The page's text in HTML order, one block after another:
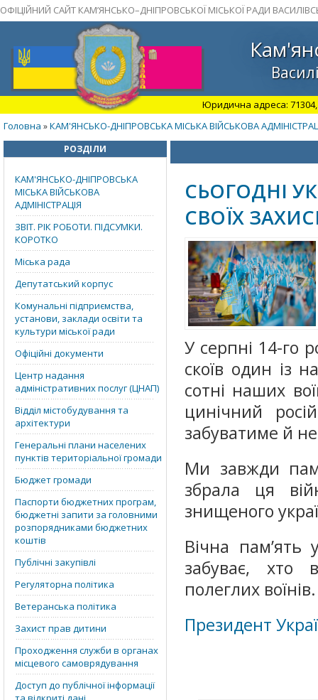
ОФІЦІЙНИЙ САЙТ КАМ’ЯНСЬКО–ДНІПРОВСЬКОЇ МІСЬКОЇ РАДИ
Юридична адреса: 71304,
Головна »КАМ'ЯНСЬКО-ДНІПРОВСЬКА МІСЬКА ВІЙСЬКОВА
РОЗДІЛИ
КАМ'ЯНСЬКО-ДНІПРОВСЬКА
МІСЬКА ВІЙСЬКОВА
АДМІНІСТРАЦІЯ
ЗВІТ. РІК РОБОТИ. ПІДСУМКИ.
КОРОТКО
Міська рада
Депутатський корпус
Комунальні підприємства,
установи, заклади освіти та
культури міської ради
Офіційні документи
Центр надання
адміністративних послуг (ЦНАП)
Відділ містобудування та
архітектури
Генеральні плани населених
пунктів територіальної громади
Бюджет громади
Паспорти бюджетних програм,
бюджетні запити за головними
розпорядниками бюджетних
коштів
Публічні закупівлі
Регуляторна політика
Ветеранська політика
Захист прав дитини
Проходження служби в органах
місцевого самоврядування
Доступ до публічної інформації
СЬОГОДНІ
СВОЇХ
У серпні 14-го
скоїв один із
сотні наших
цинічний
забуватиме й
Ми завжди
збрала ця
знищеного
Вічна
забуває, хто
полеглих воїнів.
Президент